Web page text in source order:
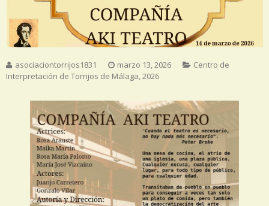
asociaciontorrijos1831 marzo 13, 2026
Centro de
Interpretación de Torrijos de Málaga,2026